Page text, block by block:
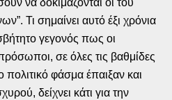
να δοκιμάζονται οι του
Τι σημαίνει αυτό έξι χρόνια
γεγονός πως οι
σε όλες τις βαθμίδες
πολιτικό φάσμα έπαιξαν και
δείχνει κάτι για την